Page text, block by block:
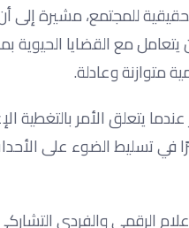
للمجتمع، مشيرة إلى
يتعامل مع القضايا
متوازنة وعادلة.
يتعلق الأمر بالتغطية
في تسليط الضوء على
الرقمي والفردي